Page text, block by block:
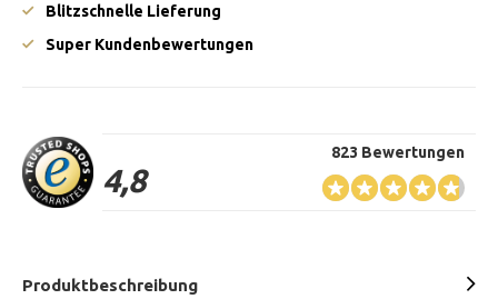
Blitzschnelle Lieferung
Super Kundenbewertungen
4,8
823 Bewertungen
Produktbeschreibung